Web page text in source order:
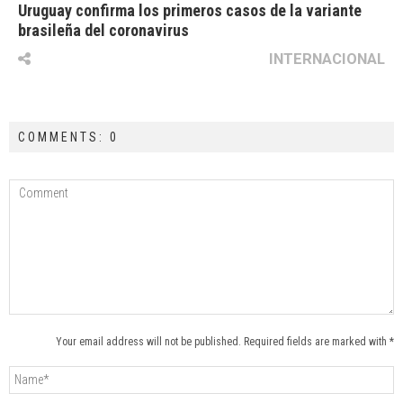
Uruguay confirma los primeros casos de la variante
brasileña del coronavirus
INTERNACIONAL
COMMENTS: 0
Your email address will not be published. Required fields are marked with *